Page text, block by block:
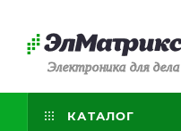
Электроника для дела
КАТАЛОГ